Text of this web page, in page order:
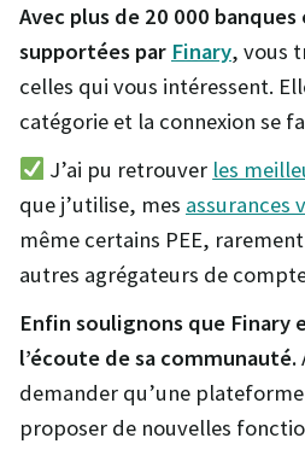
Avec plus de 20 000
supportées par Finary, vous
celles qui vous intéressent.
catégorie et la connexion se
J’ai pu retrouver les
que j’utilise, mes assurances
même certains PEE,
autres agrégateurs de
Enfin soulignons que
l’écoute de sa communauté.
demander qu’une
proposer de nouvelles